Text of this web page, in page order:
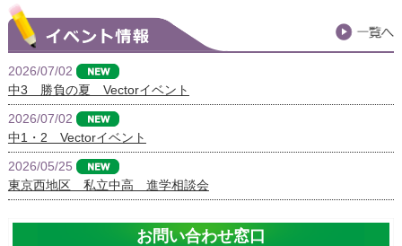
2026/07/02
中3 勝負の夏 Vectorイベント
2026/07/02
中1・2 Vectorイベント
2026/05/25
東京西地区 私立中高 進学相談会
お問い合わせ窓口